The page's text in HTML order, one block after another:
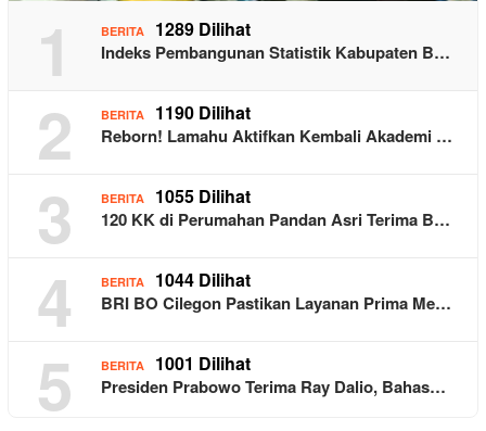
1 BERITA 1289 Dilihat
Indeks Pembangunan Statistik Kabupaten B…
2 BERITA 1190 Dilihat
Reborn! Lamahu Aktifkan Kembali Akademi …
3 BERITA 1055 Dilihat
120 KK di Perumahan Pandan Asri Terima B…
4 BERITA 1044 Dilihat
BRI BO Cilegon Pastikan Layanan Prima Me…
5 BERITA 1001 Dilihat
Presiden Prabowo Terima Ray Dalio, Bahas…